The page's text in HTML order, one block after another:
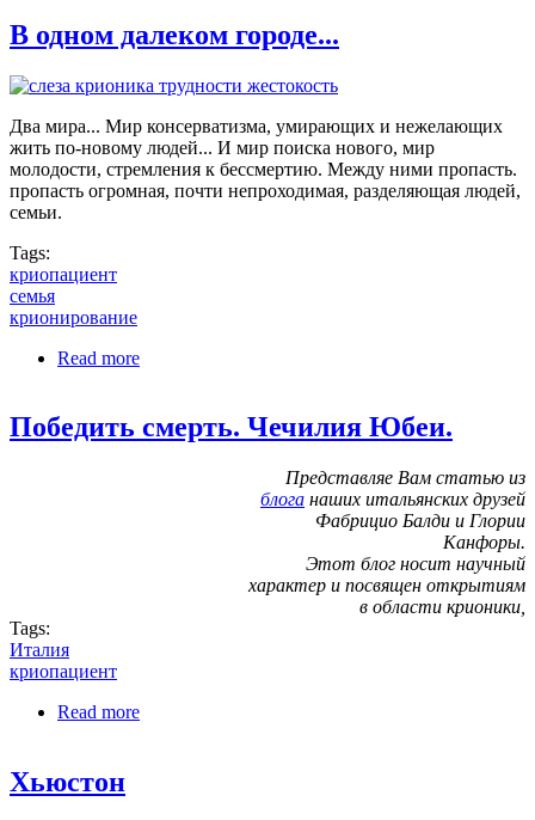
В одном далеком городе...
Два мира... Мир консерватизма, умирающих и нежелающих
жить по-новому людей... И мир поиска нового, мир
молодости, стремления к бессмертию. Между ними пропасть.
пропасть огромная, почти непроходимая, разделяющая людей,
семьи.
Tags:
криопациент
семья
крионирование
Read more
Победить смерть. Чечилия Юбеи.
Представляе Вам статью из
блога наших итальянских друзей
Фабрицио Балди и Глории
Канфоры.
Этот блог носит научный
характер и посвящен открытиям
в области крионики,
Tags:
Италия
криопациент
Read more
Хьюстон